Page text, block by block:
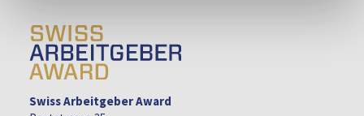
Swiss Arbeitgeber Award